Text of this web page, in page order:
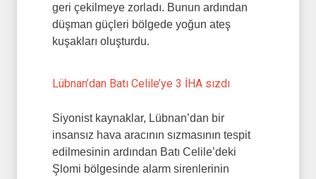
geri çekilmeye zorladı. Bunun ardından
düşman güçleri bölgede yoğun ateş
kuşakları oluşturdu.
Lübnan’dan Batı Celile’ye 3 İHA sızdı
Siyonist kaynaklar, Lübnan’dan bir
insansız hava aracının sızmasının tespit
edilmesinin ardından Batı Celile’deki
Şlomi bölgesinde alarm sirenlerinin